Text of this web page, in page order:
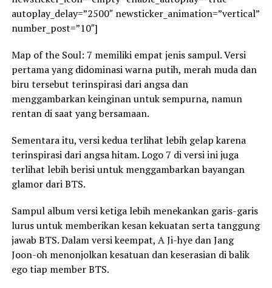
autoplay_delay=”2500″ newsticker_animation=”vertical”
number_post=”10″]
Map of the Soul: 7 memiliki empat jenis sampul. Versi
pertama yang didominasi warna putih, merah muda dan
biru tersebut terinspirasi dari angsa dan
menggambarkan keinginan untuk sempurna, namun
rentan di saat yang bersamaan.
Sementara itu, versi kedua terlihat lebih gelap karena
terinspirasi dari angsa hitam. Logo 7 di versi ini juga
terlihat lebih berisi untuk menggambarkan bayangan
glamor dari BTS.
Sampul album versi ketiga lebih menekankan garis-garis
lurus untuk memberikan kesan kekuatan serta tanggung
jawab BTS. Dalam versi keempat, A Ji-hye dan Jang
Joon-oh menonjolkan kesatuan dan keserasian di balik
ego tiap member BTS.